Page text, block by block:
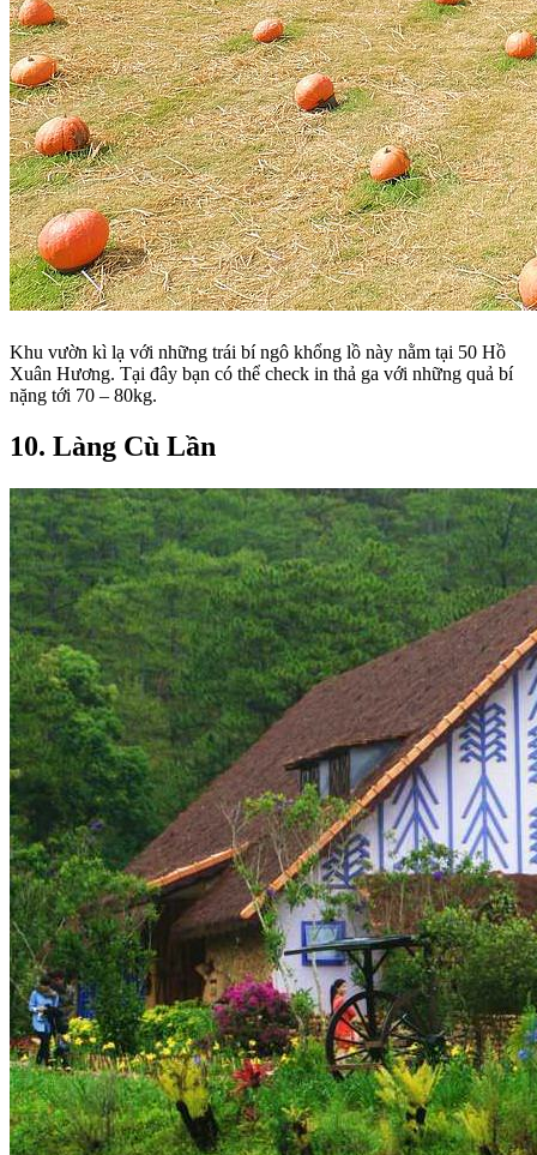
Khu vườn kì lạ với những trái bí ngô khổng lồ này nằm tại 50 Hồ
Xuân Hương. Tại đây bạn có thể check in thả ga với những quả bí
nặng tới 70 – 80kg.
10. Làng Cù Lần